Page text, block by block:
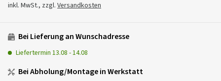
inkl. MwSt., zzgl. Versandkosten
Bei Lieferung an Wunschadresse
Liefertermin 13.08 -14.08
Bei Abholung/Montage in Werkstatt